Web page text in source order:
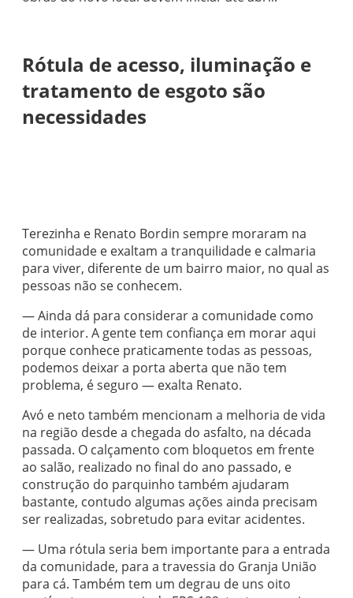
Rótula de acesso, iluminação e
tratamento de esgoto são
necessidades
Terezinha e Renato Bordin sempre moraram na
comunidade e exaltam a tranquilidade e calmaria
para viver, diferente de um bairro maior, no qual as
pessoas não se conhecem.
— Ainda dá para considerar a comunidade como
de interior. A gente tem confiança em morar aqui
porque conhece praticamente todas as pessoas,
podemos deixar a porta aberta que não tem
problema, é seguro — exalta Renato.
Avó e neto também mencionam a melhoria de vida
na região desde a chegada do asfalto, na década
passada. O calçamento com bloquetos em frente
ao salão, realizado no final do ano passado, e
construção do parquinho também ajudaram
bastante, contudo algumas ações ainda precisam
ser realizadas, sobretudo para evitar acidentes.
— Uma rótula seria bem importante para a entrada
da comunidade, para a travessia do Granja União
para cá. Também tem um degrau de uns oito